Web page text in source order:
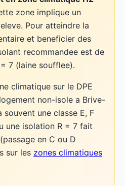
zone implique un
Pour atteindre la
et beneficier des
recommandee est de
7 (laine soufflee).
climatique sur le DPE
non-isole a Brive-
une classe E, F
une isolation R = 7 fait
en C ou D
sur les zones climatiques